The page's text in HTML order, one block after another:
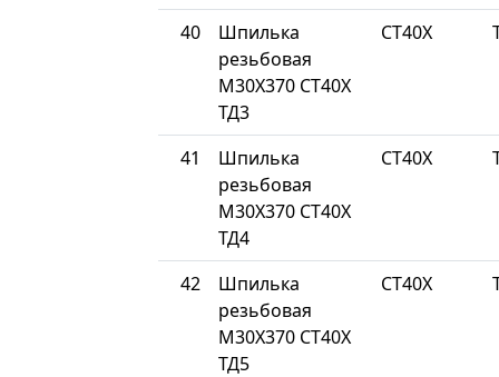
40
Шпилька
резьбовая
М30Х370 СТ40Х
ТД3
СТ40Х
41
Шпилька
резьбовая
М30Х370 СТ40Х
ТД4
СТ40Х
42
Шпилька
резьбовая
М30Х370 СТ40Х
ТД5
СТ40Х